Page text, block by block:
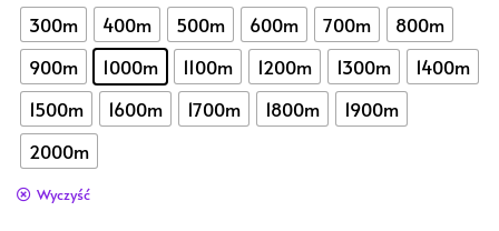
300m 400m 500m 600m 700m
800m
900m
1000m 1100m 1200m 1300m
1400m
1500m
1600m 1700m 1800m
1900m
2000m
Wyczyść